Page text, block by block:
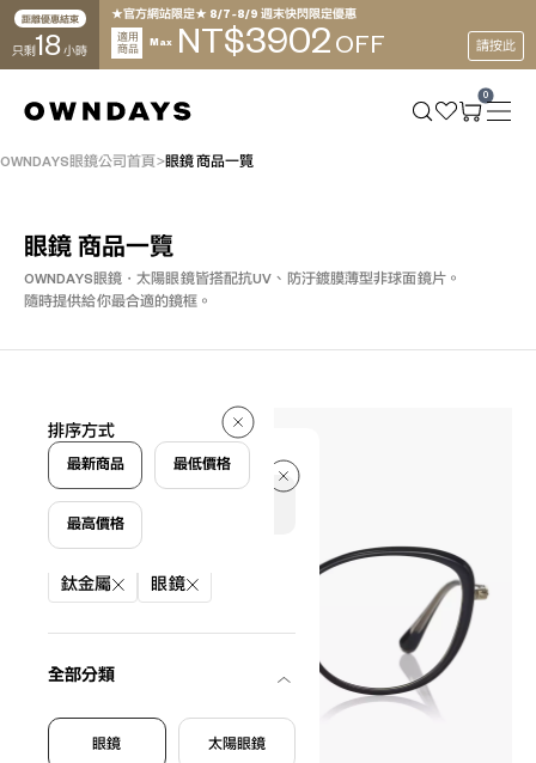
距離優惠結束
只剩 18 小時
★官方網站限定★ 8/7~8/9 週末快閃限定優惠
適用
商品
Max NT$3902 OFF 請按此
0
OWNDAYS眼鏡公司首頁 眼鏡 商品一覽
眼鏡 商品一覽
OWNDAYS眼鏡・太陽眼鏡皆搭配抗UV、防汙鍍膜薄型非球面鏡片。
隨時提供給你最合適的鏡框。
109 件
篩選條件
鈦金屬 眼鏡
全部分類
眼鏡 太陽眼鏡
排序方式
最新商品 最低價格
最高價格